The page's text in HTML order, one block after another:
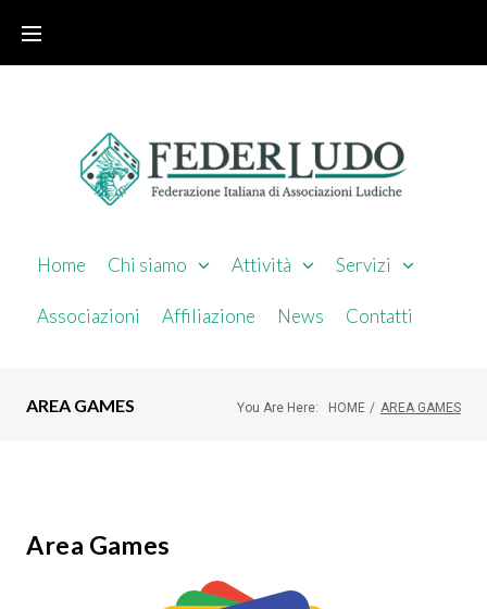
Home Chi siamo Attività Servizi
Associazioni Affiliazione News Contatti
AREA GAMES You Are Here: HOME / AREA GAMES
Area Games